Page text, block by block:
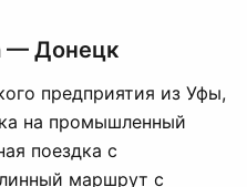
— Донецк
предприятия из Уфы,
на промышленный
поездка с
маршрут с